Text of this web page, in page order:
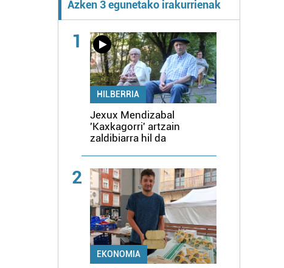
Azken 3 egunetako irakurrienak
1
HILBERRIA
Jexux Mendizabal
'Kaxkagorri' artzain
zaldibiarra hil da
2
EKONOMIA